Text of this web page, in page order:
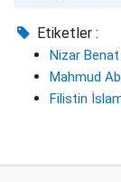
Etiketler :
Nizar Benat
Mahmud
Filistin